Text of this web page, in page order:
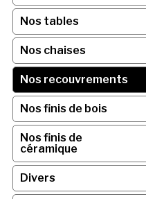
Nos tables
Nos chaises
Nos recouvrements
Nos finis de bois
Nos finis de
céramique
Divers